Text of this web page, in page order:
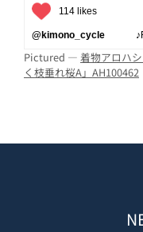
114 likes
@kimono_cycle
Pictured — 着物アロハ
く枝垂れ桜A」AH100462